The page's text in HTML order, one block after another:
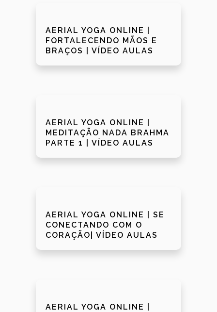
AERIAL YOGA ONLINE |
FORTALECENDO MÃOS E
BRAÇOS | VÍDEO AULAS
AERIAL YOGA ONLINE |
MEDITAÇÃO NADA BRAHMA
PARTE 1 | VÍDEO AULAS
AERIAL YOGA ONLINE | SE
CONECTANDO COM O
CORAÇÃO| VÍDEO AULAS
AERIAL YOGA ONLINE |